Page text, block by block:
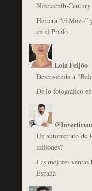
Nineteenth-
Herrera “el Mozo”
en el Prado
Lola Feijóo
Descosiendo a
De lo fotográfico
Un autorretrato de
millones?
Las mejores ventas
España